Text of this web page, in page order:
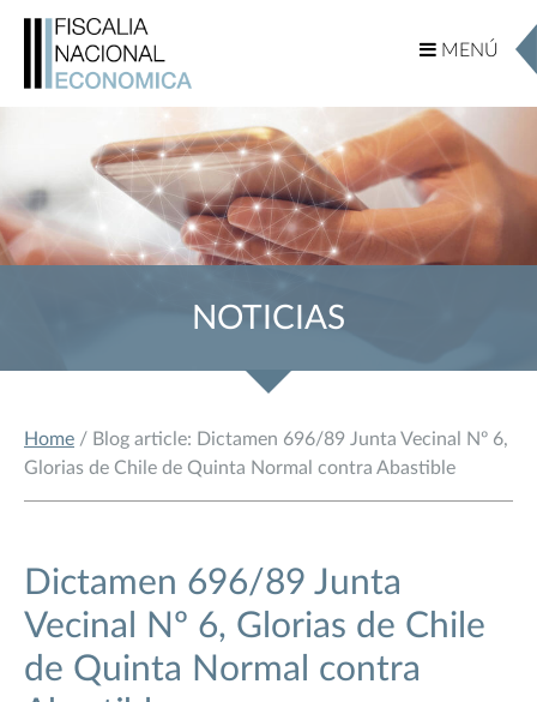
MENÚ
MENÚ
NOTICIAS
Home / Blog article: Dictamen 696/89 Junta Vecinal Nº 6,
Glorias de Chile de Quinta Normal contra Abastible
Dictamen 696/89 Junta
Vecinal Nº 6, Glorias de Chile
de Quinta Normal contra